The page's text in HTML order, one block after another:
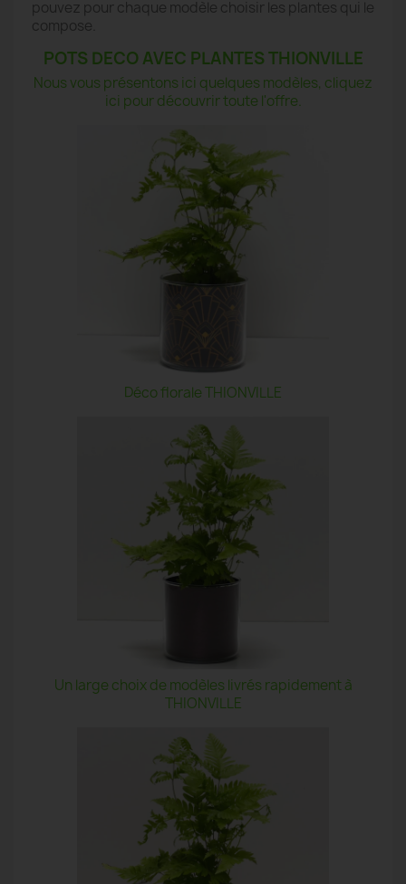
pouvez pour chaque modèle choisir les plantes qui le
compose.
POTS DECO AVEC PLANTES THIONVILLE
Nous vous présentons ici quelques modèles, cliquez
ici pour découvrir toute l'offre.
Déco florale THIONVILLE
Un large choix de modèles livrés rapidement à
THIONVILLE